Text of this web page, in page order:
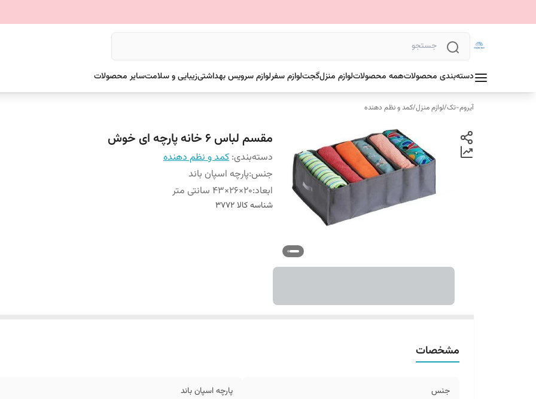
دسته‌بندی محصولاتهمه محصولاتلوازم منزلگجتلوازم سفرلوازم سرویس بهداشتیزیبایی و سلامتسایر محصولات
آیروم-تک/لوازم منزل/کمد و نظم دهنده
مقسم لباس 6 خانه پارچه ای خوش
دسته‌بندی: کمد و نظم دهنده
جنس:پارچه اسپان باند
ابعاد:20×26×43 سانتی متر
شناسه کالا3772
مشخصات
جنس پارچه اسپان باند